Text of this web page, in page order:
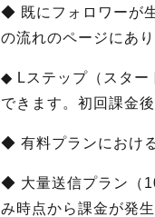
◆ 既にフォロワーが
の流れのページにあり
◆ Lステップ（スター
できます。初回課金
◆ 有料プランにおけ
◆ 大量送信プラン（
み時点から課金が発生